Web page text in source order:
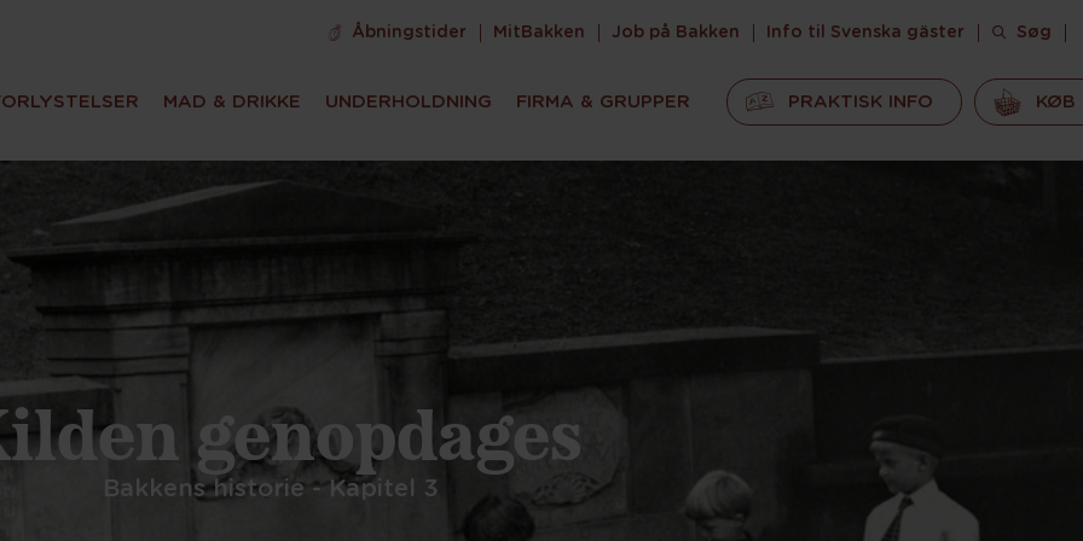
Åbningstider MitBakken Job på Bakken Info til Svenska gäster Søg
MAD & DRIKKE UNDERHOLDNING FIRMA & GRUPPER PRAKTISK INFO KØB
genopdages
Bakkens historie - Kapitel 3